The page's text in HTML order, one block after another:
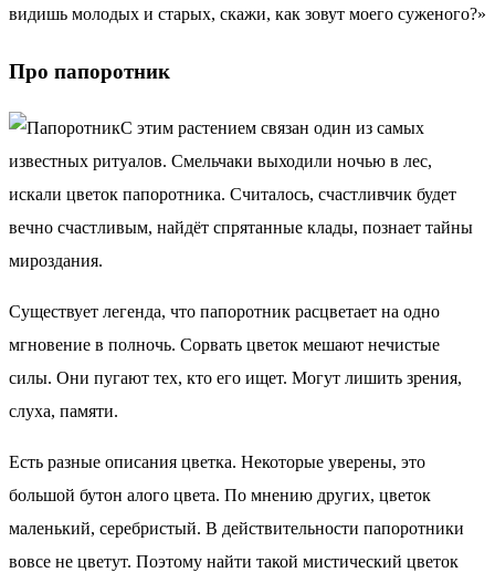
видишь молодых и старых, скажи, как зовут моего суженого?»
Про папоротник
С этим растением связан один из самых
известных ритуалов. Смельчаки выходили ночью в лес,
искали цветок папоротника. Считалось, счастливчик будет
вечно счастливым, найдёт спрятанные клады, познает тайны
мироздания.
Существует легенда, что папоротник расцветает на одно
мгновение в полночь. Сорвать цветок мешают нечистые
силы. Они пугают тех, кто его ищет. Могут лишить зрения,
слуха, памяти.
Есть разные описания цветка. Некоторые уверены, это
большой бутон алого цвета. По мнению других, цветок
маленький, серебристый. В действительности папоротники
вовсе не цветут. Поэтому найти такой мистический цветок